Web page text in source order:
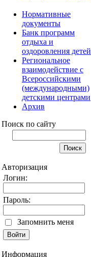
Нормативные
документы
Банк программ
отдыха и
оздоровления детей
Региональное
взаимодействие с
Всероссийскими
(международными)
детскими центрами
Архив
Поиск по сайту
Авторизация
Логин:
Пароль:
Запомнить меня
Информация